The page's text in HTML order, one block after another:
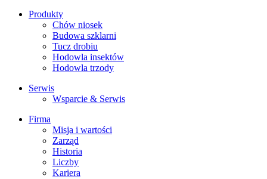
Produkty
Chów niosek
Budowa szklarni
Tucz drobiu
Hodowla insektów
Hodowla trzody
Serwis
Wsparcie & Serwis
Firma
Misja i wartości
Zarząd
Historia
Liczby
Kariera